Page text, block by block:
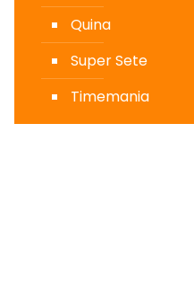
Quina
Super Sete
Timemania